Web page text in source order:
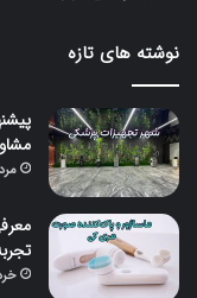
نوشته های تازه
مرداد
خرداد